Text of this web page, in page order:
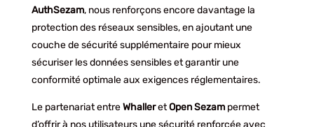
AuthSezam, nous renforçons encore davantage la
protection des réseaux sensibles, en ajoutant une
couche de sécurité supplémentaire pour mieux
sécuriser les données sensibles et garantir une
conformité optimale aux exigences réglementaires.
Le partenariat entreWhalleretOpenSezampermet